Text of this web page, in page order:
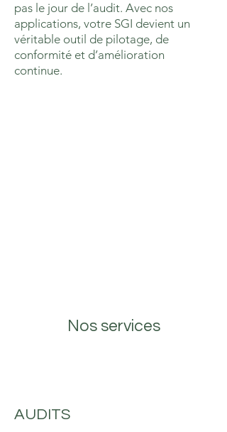
pas le jour de l’audit. Avec nos
applications, votre SGI devient un
véritable outil de pilotage, de
conformité et d’amélioration
continue.
Nos services
AUDITS